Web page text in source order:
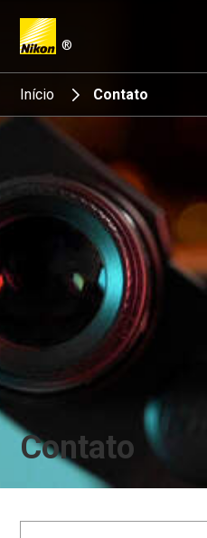
®
Search keyword(s)
Início Contato
Contato